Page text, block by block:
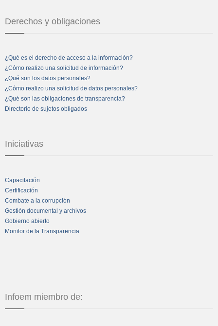
Derechos y obligaciones
¿Qué es el derecho de acceso a la información?
¿Cómo realizo una solicitud de información?
¿Qué son los datos personales?
¿Cómo realizo una solicitud de datos personales?
¿Qué son las obligaciones de transparencia?
Directorio de sujetos obligados
Iniciativas
Capacitación
Certificación
Combate a la corrupción
Gestión documental y archivos
Gobierno abierto
Monitor de la Transparencia
Infoem miembro de: